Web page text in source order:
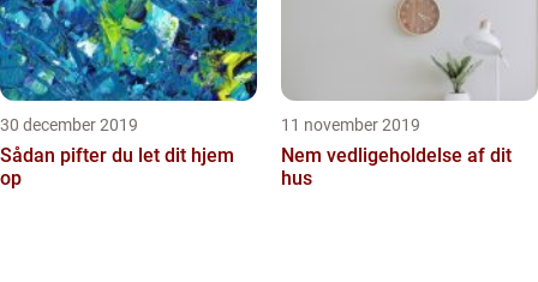
30 december 2019
Sådan pifter du let dit hjem
op
11 november 2019
Nem vedligeholdelse af dit
hus